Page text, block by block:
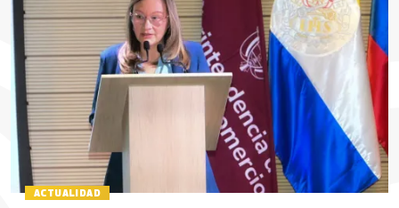
ACTUALIDAD